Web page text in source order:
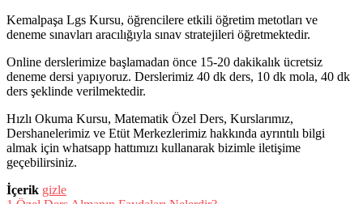
Kemalpaşa Lgs Kursu, öğrencilere etkili öğretim metotları ve
deneme sınavları aracılığıyla sınav stratejileri öğretmektedir.
Online derslerimize başlamadan önce 15-20 dakikalık ücretsiz
deneme dersi yapıyoruz. Derslerimiz 40 dk ders, 10 dk mola, 40 dk
ders şeklinde verilmektedir.
Hızlı Okuma Kursu, Matematik Özel Ders, Kurslarımız,
Dershanelerimiz ve Etüt Merkezlerimiz hakkında ayrıntılı bilgi
almak için whatsapp hattımızı kullanarak bizimle iletişime
geçebilirsiniz.
İçerik gizle